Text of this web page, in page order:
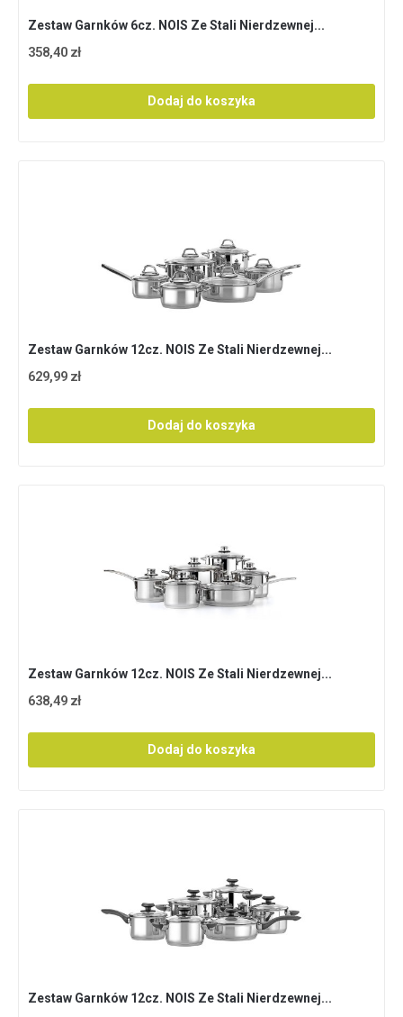
Zestaw Garnków 6cz. NOIS Ze Stali Nierdzewnej...
358,40 zł
Dodaj do koszyka
Zestaw Garnków 12cz. NOIS Ze Stali Nierdzewnej...
629,99 zł
Dodaj do koszyka
Zestaw Garnków 12cz. NOIS Ze Stali Nierdzewnej...
638,49 zł
Dodaj do koszyka
Zestaw Garnków 12cz. NOIS Ze Stali Nierdzewnej...